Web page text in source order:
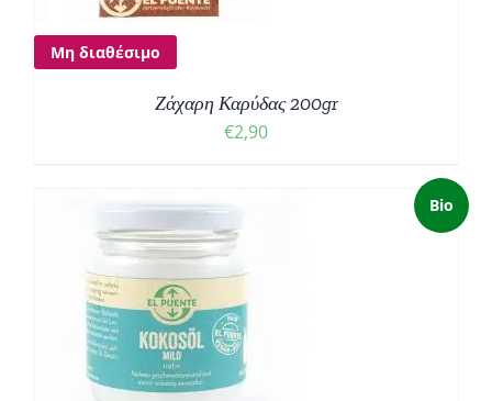
Μη διαθέσιμο
Ζάχαρη Καρύδας 200gr
€2,90
Bio